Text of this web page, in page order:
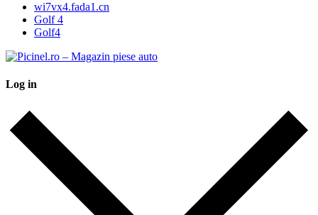
wi7vx4.fada1.cn
Golf 4
Golf4
Log in